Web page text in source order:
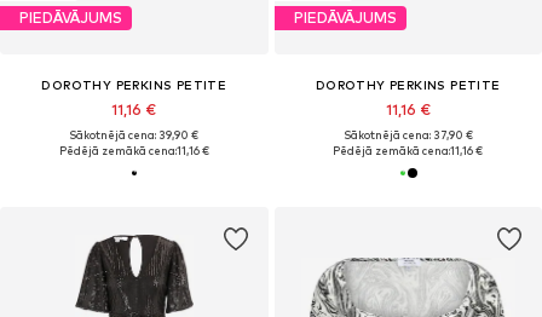
PIEDĀVĀJUMS
DOROTHY PERKINS PETITE
11,16 €
Sākotnējā cena: 39,90 €
Pēdējā zemākā cena:11,16 €
PIEDĀVĀJUMS
DOROTHY PERKINS PETITE
11,16 €
Sākotnējā cena: 37,90 €
Pēdējā zemākā cena:11,16 €